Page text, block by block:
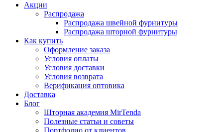
Акции
Распродажа
Распродажа швейной фурнитуры
Распродажа шторной фурнитуры
Как купить
Оформление заказа
Условия оплаты
Условия доставки
Условия возврата
Верификация оптовика
Доставка
Блог
Шторная академия MirTenda
Полезные статьи и советы
Портфолио от клиентов